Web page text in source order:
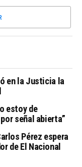
en la Justicia la
estoy de
señal abierta”
Pérez espera
de El Nacional